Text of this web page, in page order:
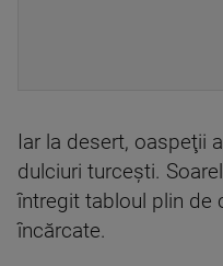
Iar la desert, oaspeţii
dulciuri turceşti.
întregit tabloul plin de
încărcate.